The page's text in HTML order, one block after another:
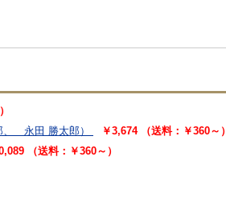
永田 勝太郎）
￥3,674 （送料：￥360～）
（送料：￥360～）